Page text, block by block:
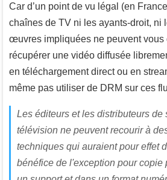
Car d’un point de vu légal (en
chaînes de TV ni les ayants-droit, ni
œuvres impliquées ne peuvent vous
récupérer une vidéo diffusée
en téléchargement direct ou en
même pas utiliser de DRM sur ces
Les éditeurs et les distributeurs de
télévision ne peuvent recourir à
techniques qui auraient pour effet
bénéfice de l'exception pour copie